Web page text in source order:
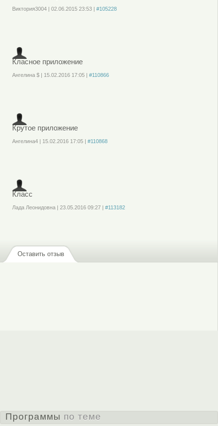
Виктория3004| 02.06.2015 23:53| #105228
Класное приложение
Ангелина $| 15.02.2016 17:05| #110866
Крутое приложение
Ангелина4| 15.02.2016 17:05| #110868
Класс
Лада Леонидовна| 23.05.2016 09:27| #113182
Оставить отзыв
Программы по теме